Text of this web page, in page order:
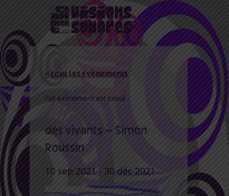
« tous les évènements
Cet évènement est passé
des vivants – Simon
Roussin
10 sep 2021- 30 déc 2021